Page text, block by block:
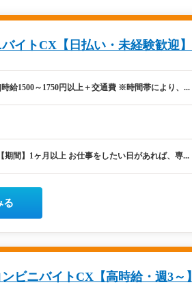
イトCX【日払い・未経験歓迎】
給1500～1750円以上＋交通費 ※時間帯により、...
期間】1ヶ月以上 お仕事をしたい日があれば、専...
る
ビニバイトCX【高時給・週3～】